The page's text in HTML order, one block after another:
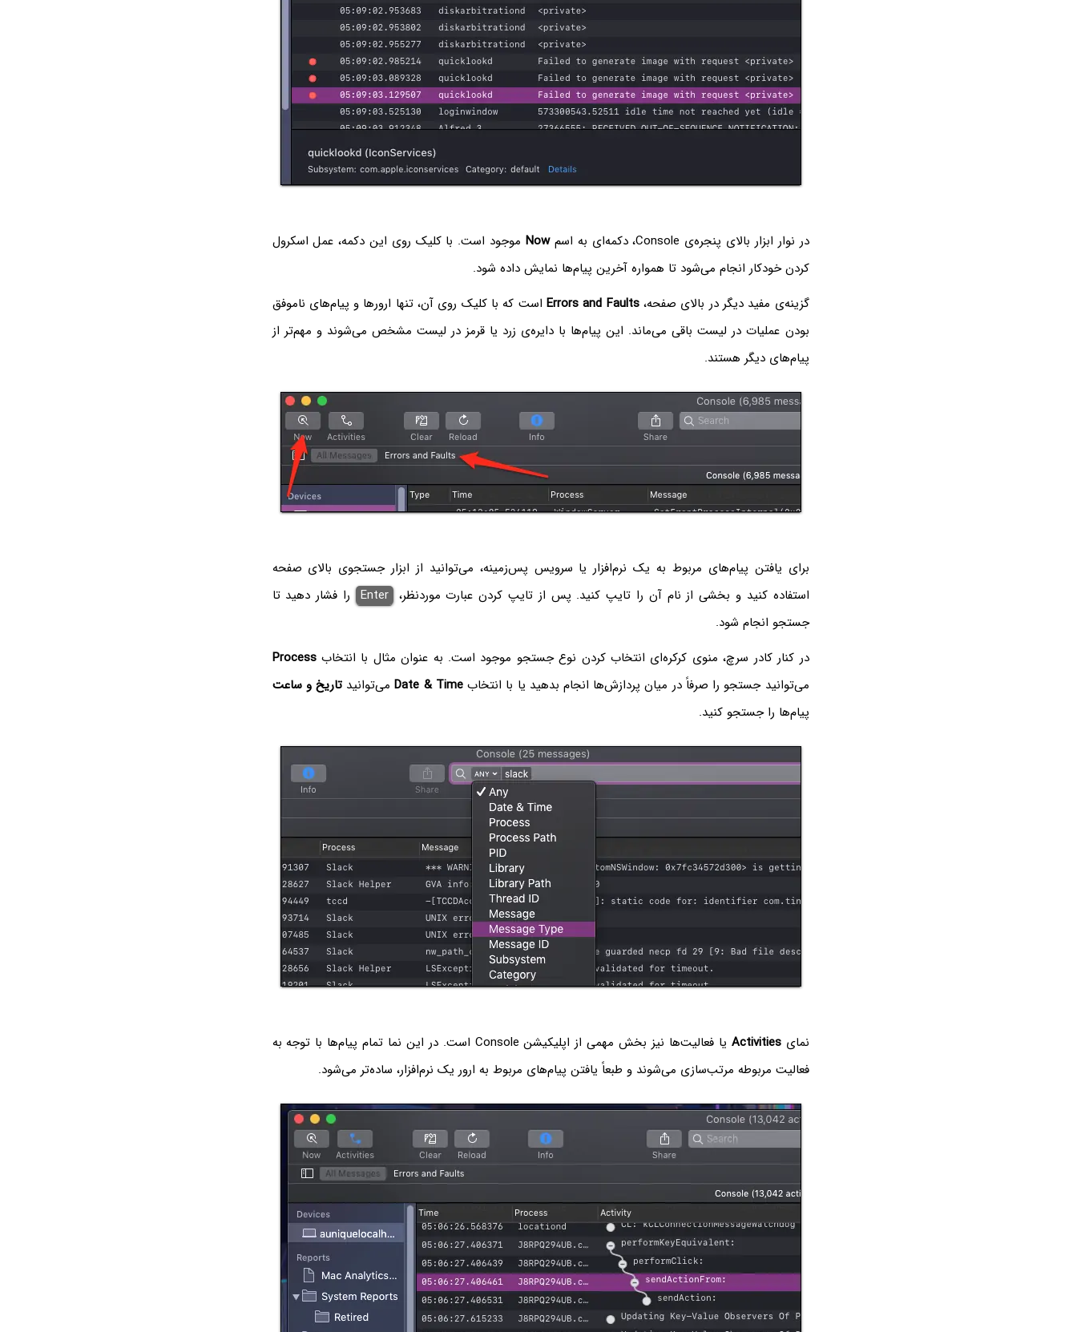
در نوار ابزار بالای پنجره‌ی Console، دکمه‌ای به اسم Now موجود است. با کلیک روی این دکمه، عمل اسکرول
کردن خودکار انجام می‌شود تا همواره آخرین پیام‌ها نمایش داده شود.
گزینه‌ی مفید دیگر در بالای صفحه،Errors and Faults است که با کلیک روی آن، تنها ارورها و پیام‌های ناموفق
بودن عملیات در لیست باقی می‌ماند. این پیام‌ها با دایره‌ی زرد یا قرمز در لیست مشخص می‌شوند و مهم‌تر از
پیام‌های دیگر هستند.
برای یافتن پیام‌های مربوط به یک نرم‌افزار یا سرویس پس‌زمینه، می‌توانید از ابزار جستجوی بالای صفحه
استفاده کنید و بخشی از نام آن را تایپ کنید. پس از تایپ کردن عبارت موردنظر، Enter را فشار دهید تا
جستجو انجام شود.
در کنار کادر سرچ، منوی کرکره‌ای انتخاب کردن نوع جستجو موجود است. به عنوان مثال با انتخابProcess
می‌توانید جستجو را صرفاً در میان پردازش‌ها انجام بدهید یا با انتخابDate & Timeمی‌توانیدتاریخ و ساعت
پیام‌ها را جستجو کنید.
نمایActivities
یا فعالیت‌ها نیز بخش مهمی از اپلیکیشن Console است. در این نما تمام پیام‌ها با توجه به
فعالیت مربوطه مرتب‌سازی می‌شوند و طبعاً یافتن پیام‌های مربوط به ارور یک نرم‌افزار، ساده‌تر می‌شود.